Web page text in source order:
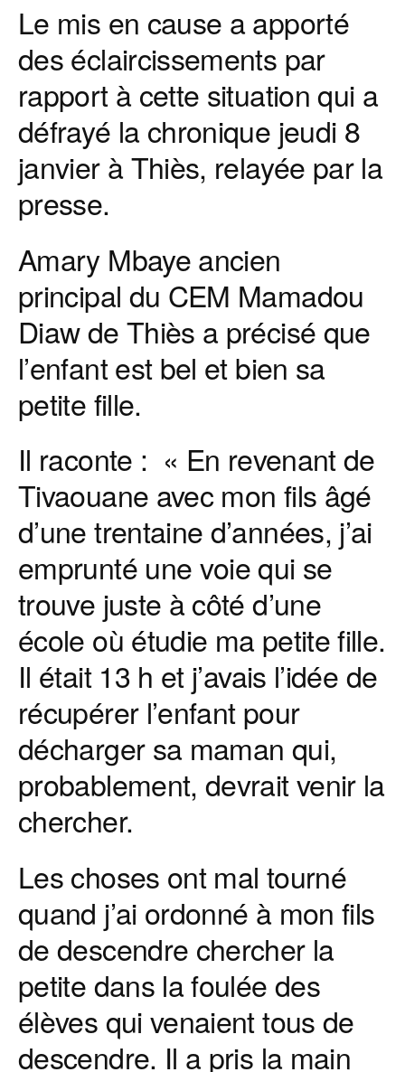
Le mis en cause a apporté
des éclaircissements par
rapport à cette situation qui a
défrayé la chronique jeudi 8
janvier à Thiès, relayée par la
presse.
Amary Mbaye ancien
principal du CEM Mamadou
Diaw de Thiès a précisé que
l’enfant est bel et bien sa
petite fille.
Il raconte : « En revenant de
Tivaouane avec mon fils âgé
d’une trentaine d’années, j’ai
emprunté une voie qui se
trouve juste à côté d’une
école où étudie ma petite fille.
Il était 13 h et j’avais l’idée de
récupérer l’enfant pour
décharger sa maman qui,
probablement, devrait venir la
chercher.
Les choses ont mal tourné
quand j’ai ordonné à mon fils
de descendre chercher la
petite dans la foulée des
élèves qui venaient tous de
descendre. Il a pris la main